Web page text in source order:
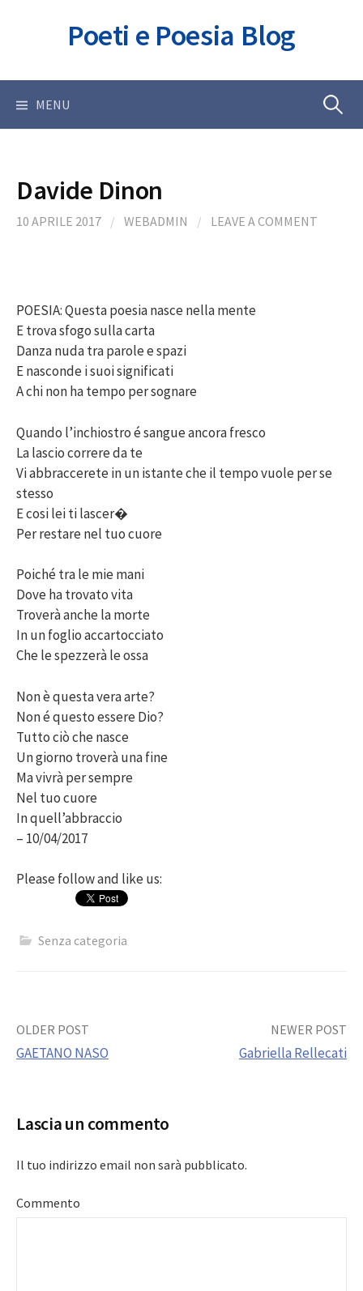
Poeti e Poesia Blog
MENU Ricerca
Davide Dinon
10 APRILE 2017 / WEBADMIN / LEAVE A COMMENT
POESIA: Questa poesia nasce nella mente
E trova sfogo sulla carta
Danza nuda tra parole e spazi
E nasconde i suoi significati
A chi non ha tempo per sognare
Quando l’inchiostro é sangue ancora fresco
La lascio correre da te
Vi abbraccerete in un istante che il tempo vuole per se
stesso
E cosi lei ti lascer�
Per restare nel tuo cuore
Poiché tra le mie mani
Dove ha trovato vita
Troverà anche la morte
In un foglio accartocciato
Che le spezzerà le ossa
Non è questa vera arte?
Non é questo essere Dio?
Tutto ciò che nasce
Un giorno troverà una fine
Ma vivrà per sempre
Nel tuo cuore
In quell’abbraccio
– 10/04/2017
Please follow and like us:
Senza categoria
Post
OLDER POST
GAETANO NASO
NEWER POST
Gabriella Rellecati
Lascia un commento
Il tuo indirizzo email non sarà pubblicato.
Commento